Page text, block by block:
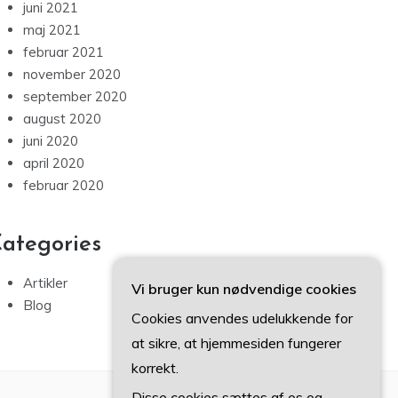
juni 2021
maj 2021
februar 2021
november 2020
september 2020
august 2020
juni 2020
april 2020
februar 2020
Artikler
Blog
Vi bruger kun nødvendige cookies
Cookies anvendes udelukkende for
at sikre, at hjemmesiden fungerer
korrekt.